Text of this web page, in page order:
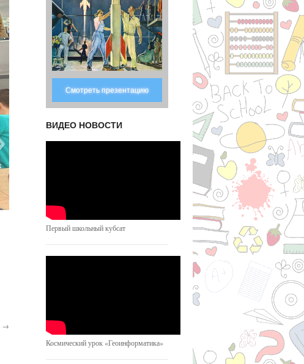
→
Смотреть презентацию
ВИДЕО НОВОСТИ
Первый школьный кубсат
Космический урок «Геоинформатика»